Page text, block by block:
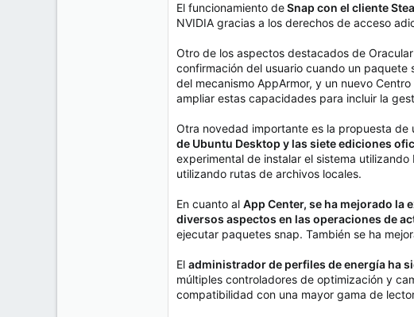
El funcionamiento deSnap con el cliente
NVIDIA gracias a los derechos de acceso
Otro de los aspectos destacados de
confirmación del usuario cuando un
del mecanismo AppArmor, y un nuevo
ampliar estas capacidades para incluir la
Otra novedad importante es la propuesta de
de Ubuntu Desktop y las siete ediciones
experimental de instalar el sistema
utilizando rutas de archivos locales.
En cuanto al App Center, se ha mejorado la
diversos aspectos en las operaciones de
ejecutar paquetes snap. También se ha
El administrador de perfiles de energía ha
múltiples controladores de optimización y
compatibilidad con una mayor gama de